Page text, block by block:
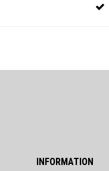
INFORMATION